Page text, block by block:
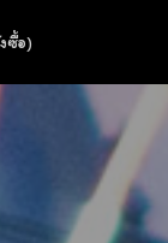
ซื้อ)